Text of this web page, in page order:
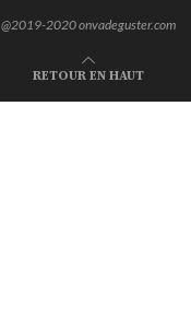
@2019-2020 onvadeguster.com
RETOUR EN HAUT